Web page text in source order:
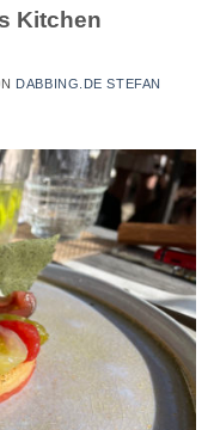
Kitchen
DABBING.DE STEFAN